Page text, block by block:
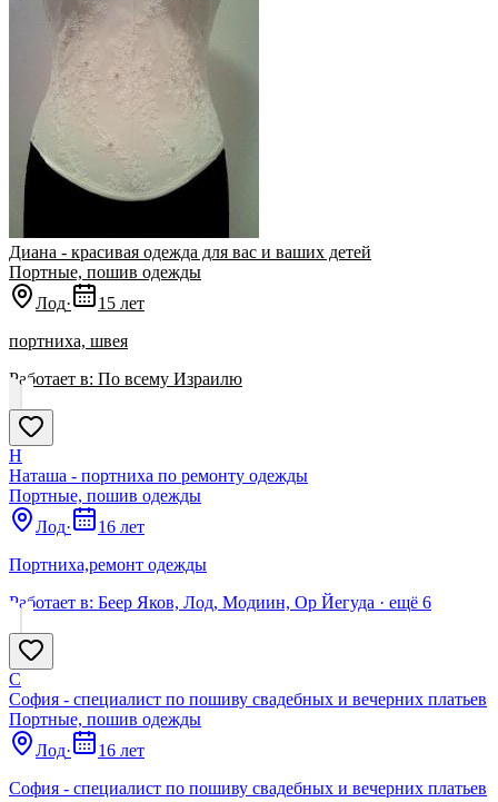
Диана - красивая одежда для вас и ваших детей
Портные, пошив одежды
Лод·
15 лет
портниха, швея
Работает в: По всему Израилю
Н
Наташа - портниха по ремонту одежды
Портные, пошив одежды
Лод·
16 лет
Портниха,ремонт одежды
Работает в: Беер Яков, Лод, Модиин, Ор Йегуда · ещё 6
С
София - специалист по пошиву свадебных и вечерних платьев
Портные, пошив одежды
Лод·
16 лет
София - специалист по пошиву свадебных и вечерних платьев